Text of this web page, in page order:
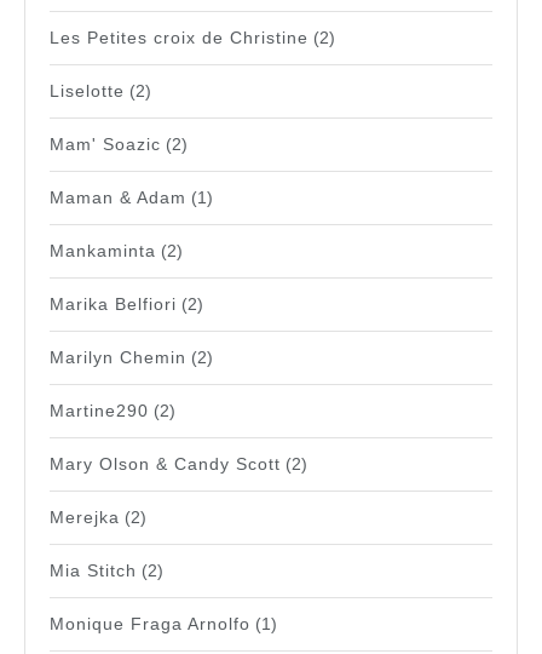
Les Petites croix de Christine (2)
Liselotte (2)
Mam' Soazic (2)
Maman & Adam (1)
Mankaminta (2)
Marika Belfiori (2)
Marilyn Chemin (2)
Martine290 (2)
Mary Olson & Candy Scott (2)
Merejka (2)
Mia Stitch (2)
Monique Fraga Arnolfo (1)